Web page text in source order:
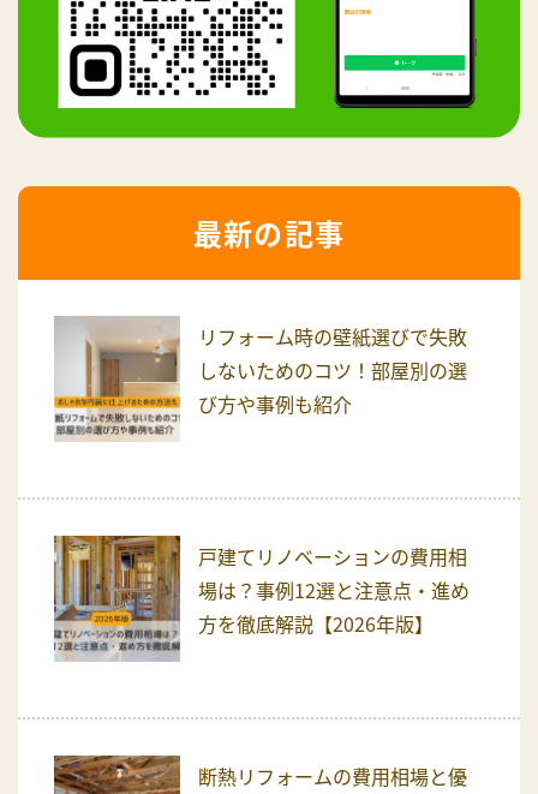
最新の記事
リフォーム時の壁紙選びで失敗
しないためのコツ！部屋別の選
び方や事例も紹介
戸建てリノベーションの費用相
場は？事例12選と注意点・進め
方を徹底解説【2026年版】
断熱リフォームの費用相場と優